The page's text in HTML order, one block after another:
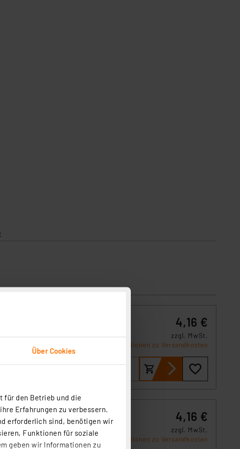
Über Cookies
für den Betrieb und die
Erfahrungen zu verbessern.
erforderlich sind, benötigen wir
Funktionen für soziale
geben wir Informationen zu
4,16 €
zzgl. MwSt.
Informationen zu Versandkosten
4,16 €
zzgl. MwSt.
Informationen zu Versandkosten